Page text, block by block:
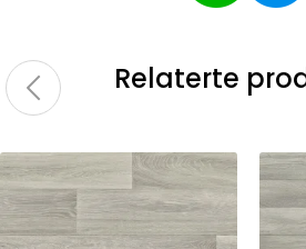
Relaterte